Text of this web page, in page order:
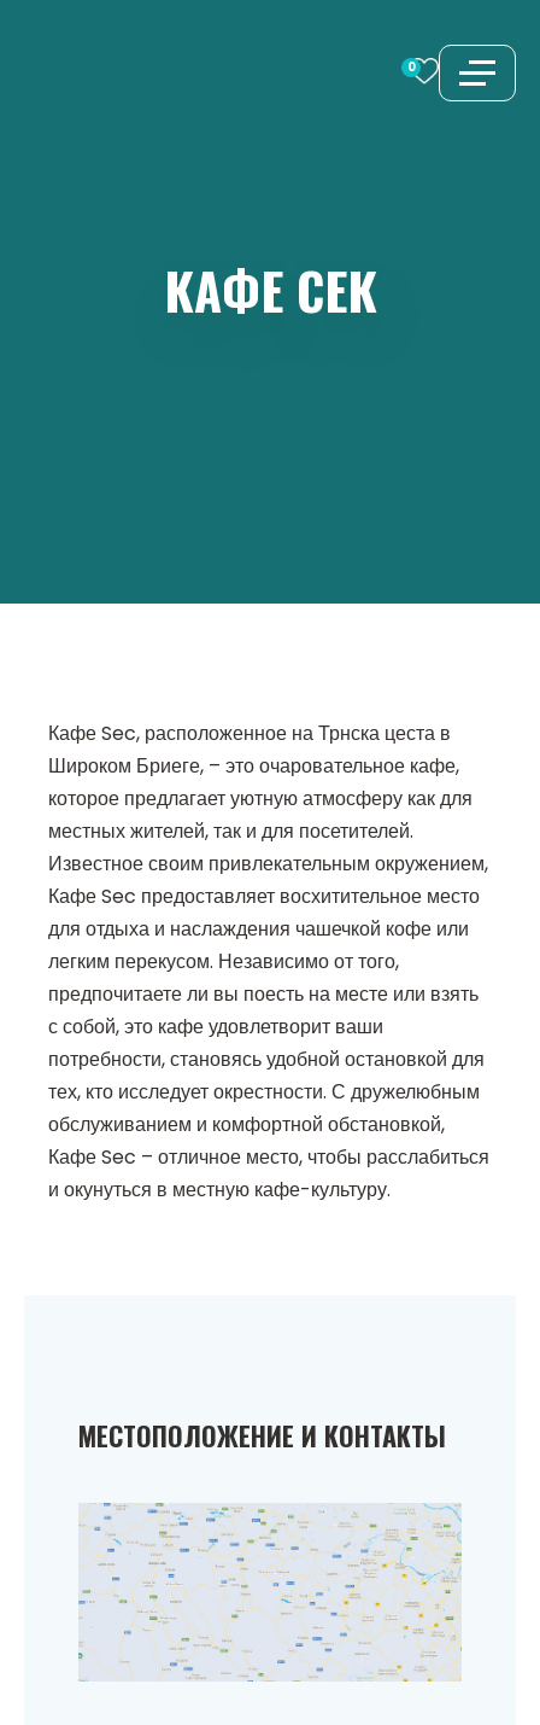
0
КАФЕ СЕК
Кафе Sec, расположенное на Трнска цеста в
Широком Бриеге, – это очаровательное кафе,
которое предлагает уютную атмосферу как для
местных жителей, так и для посетителей.
Известное своим привлекательным окружением,
Кафе Sec предоставляет восхитительное место
для отдыха и наслаждения чашечкой кофе или
легким перекусом. Независимо от того,
предпочитаете ли вы поесть на месте или взять
с собой, это кафе удовлетворит ваши
потребности, становясь удобной остановкой для
тех, кто исследует окрестности. С дружелюбным
обслуживанием и комфортной обстановкой,
Кафе Sec – отличное место, чтобы расслабиться
и окунуться в местную кафе-культуру.
МЕСТОПОЛОЖЕНИЕ И КОНТАКТЫ